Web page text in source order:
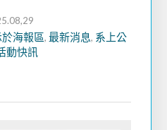
海報區, 最新消息, 系上公
動快訊